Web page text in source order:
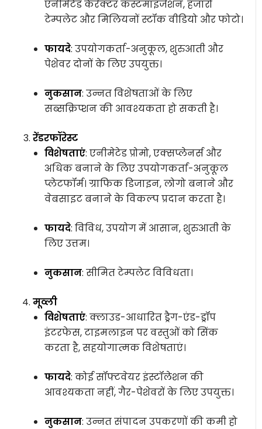
एनीमेटेड कैरेक्टर कस्टमाइजेशन, हजारों
टेम्पलेट और मिलियनों स्टॉक वीडियो और फोटो।
फायदे: उपयोगकर्ता-अनुकूल, शुरुआती और
पेशेवर दोनों के लिए उपयुक्त।
नुकसान: उन्नत विशेषताओं के लिए
सब्सक्रिप्शन की आवश्यकता हो सकती है।
रेंडरफॉरेस्ट
विशेषताएं: एनीमेटेड प्रोमो, एक्सप्लेनर्स और
अधिक बनाने के लिए उपयोगकर्ता-अनुकूल
प्लेटफॉर्म। ग्राफिक डिजाइन, लोगो बनाने और
वेबसाइट बनाने के विकल्प प्रदान करता है।
फायदे: विविध, उपयोग में आसान, शुरुआती के
लिए उत्तम।
नुकसान: सीमित टेम्पलेट विविधता।
मूव्ली
विशेषताएं: क्लाउड-आधारित ड्रैग-एंड-ड्रॉप
इंटरफेस, टाइमलाइन पर वस्तुओं को सिंक
करता है, सहयोगात्मक विशेषताएं।
फायदे: कोई सॉफ्टवेयर इंस्टॉलेशन की
आवश्यकता नहीं, गैर-पेशेवरों के लिए उपयुक्त।
नुकसान: उन्नत संपादन उपकरणों की कमी हो